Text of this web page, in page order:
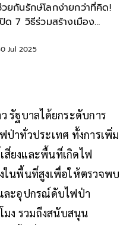
ยกันรักษ์โลกง่ายกว่าที่คิด!
ปิด 7 วิธีร่วมสร้างเมือง
Jul 2025
รัฐบาลได้ยกระดับการ
ป่าทั่วประเทศ ทั้งการเพิ่ม
สี่ยงและพื้นที่เกิดไฟ
ในพื้นที่สูงเพื่อให้ตรวจพบ
ละอุปกรณ์ดับไฟป่า
มง รวมถึงสนับสนุน